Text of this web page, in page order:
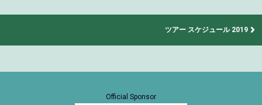
ツアー スケジュール 2019
Official Sponsor